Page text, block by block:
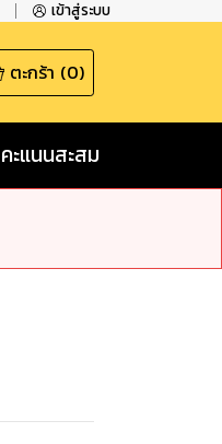
เข้าสู่ระบบ
ตะกร้า (0)
คะแนนสะสม